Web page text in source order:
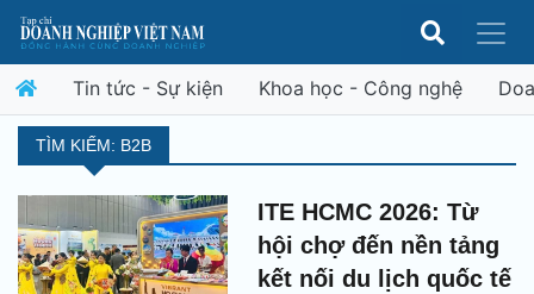
Tin tức - Sự kiện Khoa học - Công nghệ
TÌM KIẾM: B2B
ITE HCMC 2026: Từ
hội chợ đến nền tảng
kết nối du lịch quốc tế